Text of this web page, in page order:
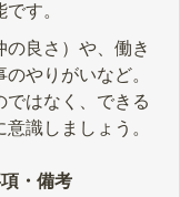
す。
良さ）や、働き
やりがいなど。
ではなく、できる
識しましょう。
・備考